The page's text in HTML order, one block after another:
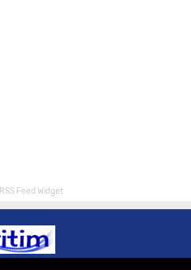
RSS Feed Widget